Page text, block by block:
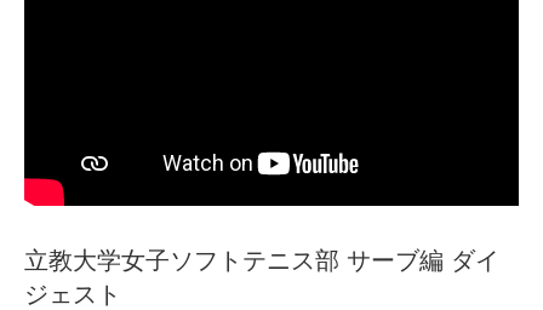
立教大学女子ソフトテニス部 サーブ編 ダイ
ジェスト